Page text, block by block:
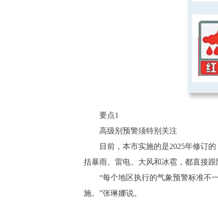
要点1
高级别预警须特别关注
目前，本市实施的是2025年修订的
括暴雨、雷电、大风和冰雹，都直接
“每个地区执行的气象预警标准不一
施。”张琳娜说。